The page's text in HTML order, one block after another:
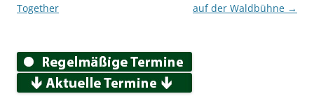
Together
auf der Waldbühne →